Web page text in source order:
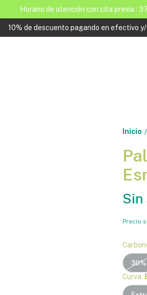
Horario de atención con cita previa :
10% de descuento pagando en efectivo
Inicio /
Sin
Precio
30%
Curva: